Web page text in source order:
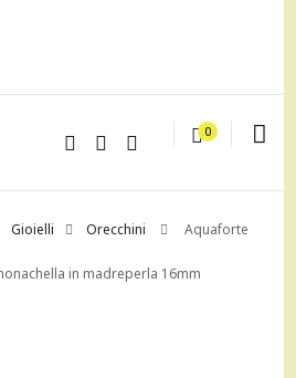
0
Gioielli Orecchini Aquaforte
in madreperla 16mm